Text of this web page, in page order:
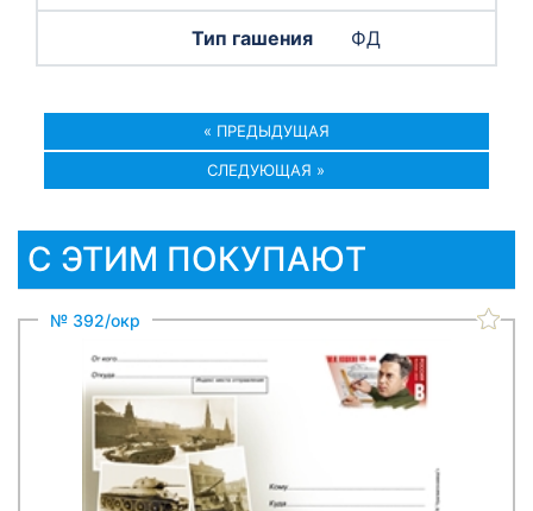
ФД
« ПРЕДЫДУЩАЯ
СЛЕДУЮЩАЯ »
С ЭТИМ ПОКУПАЮТ
№ 392/окр